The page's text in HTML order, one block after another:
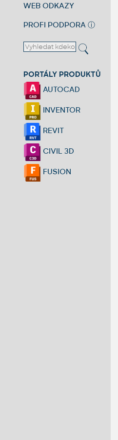
WEB ODKAZY
PROFI PODPORA ⓘ
PORTÁLY PRODUKTŮ
AUTOCAD
INVENTOR
REVIT
CIVIL 3D
FUSION